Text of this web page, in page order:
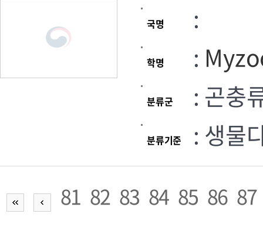
국명 :
학명 :
분류군 : 곤충
분류기준 : 생물
81 82 83 84 85 86 87